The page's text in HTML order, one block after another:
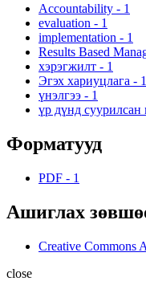
Accountability - 1
evaluation - 1
implementation - 1
Results Based
хэрэгжилт - 1
Эгэх хариуцлага - 1
үнэлгээ - 1
үр дүнд суурилсан
Форматууд
PDF - 1
Ашиглах
Creative Commons
close